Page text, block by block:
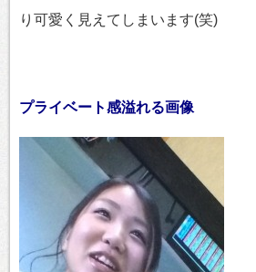
り可愛く見えてしまいます(笑)
プライベート感溢れる画像